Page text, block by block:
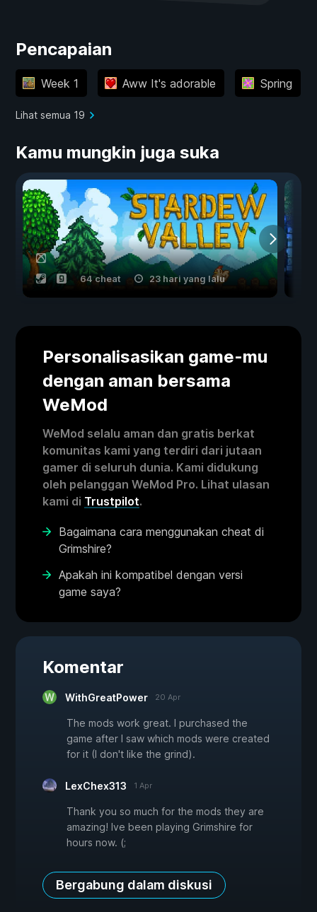
Pencapaian
Week 1 Aww It's adorable Spring
Lihat semua 19
Kamu mungkin juga suka
64 cheat 23 hari yang lalu
Personalisasikan game-mu
dengan aman bersama
WeMod
WeMod selalu aman dan gratis berkat
komunitas kami yang terdiri dari jutaan
gamer di seluruh dunia. Kami didukung
oleh pelanggan WeMod Pro. Lihat ulasan
kami di Trustpilot.
Bagaimana cara menggunakan cheat di
Grimshire?
Apakah ini kompatibel dengan versi
game saya?
Komentar
WithGreatPower 20 Apr
The mods work great. I purchased the
game after I saw which mods were created
for it (I don't like the grind).
LexChex313 1 Apr
Thank you so much for the mods they are
amazing! Ive been playing Grimshire for
hours now. (;
Bergabung dalam diskusi